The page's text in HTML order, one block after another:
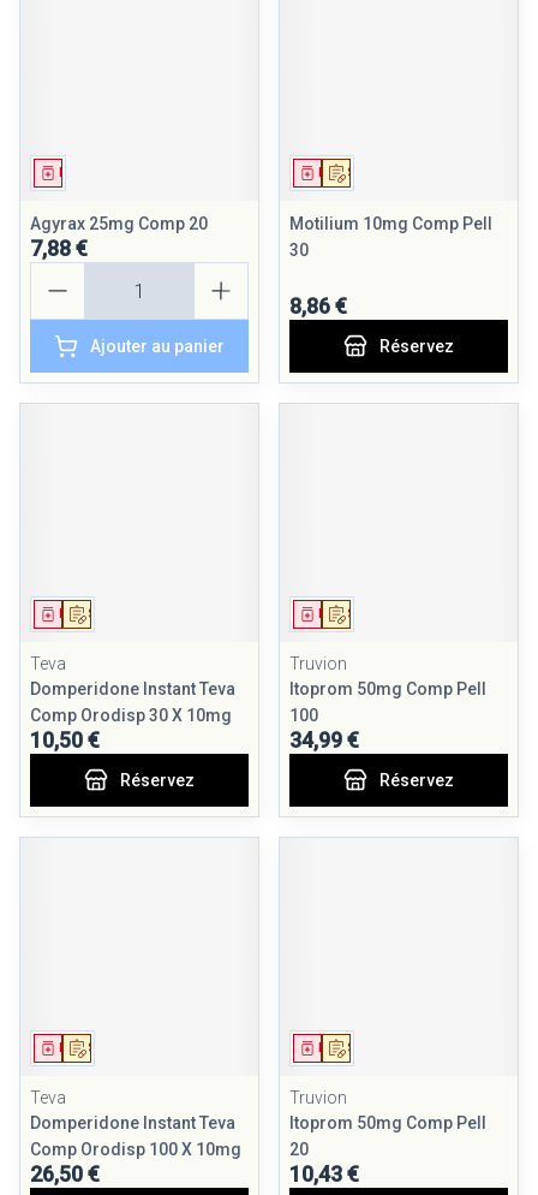
Agyrax 25mg Comp 20
7,88 €
Ajouter au panier
Sur prescription
Médicament
Motilium 10mg Comp Pell
30
8,86 €
Réservez
Sur prescription
Médicament
Teva
Domperidone Instant Teva
Comp Orodisp 30 X 10mg
10,50 €
Réservez
Sur prescription
Médicament
Truvion
Itoprom 50mg Comp Pell
100
34,99 €
Réservez
Sur prescription
Médicament
Teva
Domperidone Instant Teva
Comp Orodisp 100 X 10mg
26,50 €
Sur prescription
Médicament
Truvion
Itoprom 50mg Comp Pell
20
10,43 €